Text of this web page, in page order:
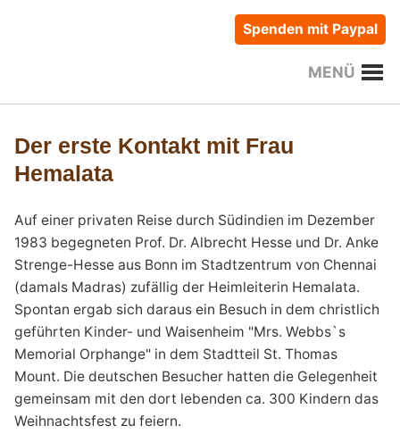
Spenden mit Paypal
MENÜ
Der erste Kontakt mit Frau
Hemalata
Auf einer privaten Reise durch Südindien im Dezember
1983 begegneten Prof. Dr. Albrecht Hesse und Dr. Anke
Strenge-Hesse aus Bonn im Stadtzentrum von Chennai
(damals Madras) zufällig der Heimleiterin Hemalata.
Spontan ergab sich daraus ein Besuch in dem christlich
geführten Kinder- und Waisenheim "Mrs. Webbs`s
Memorial Orphange" in dem Stadtteil St. Thomas
Mount. Die deutschen Besucher hatten die Gelegenheit
gemeinsam mit den dort lebenden ca. 300 Kindern das
Weihnachtsfest zu feiern.